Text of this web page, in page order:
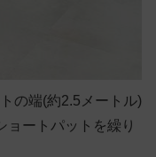
の端(約2.5メートル)
ョートパットを繰り